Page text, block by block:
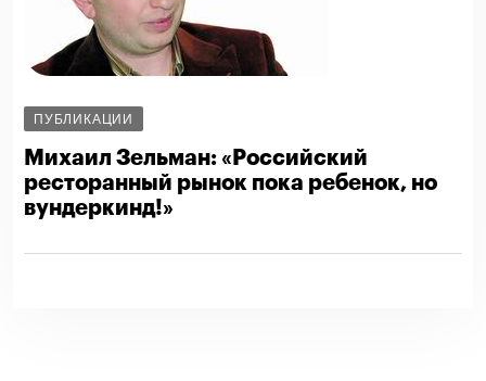
ПУБЛИКАЦИИ
Михаил Зельман: «Российский
ресторанный рынок пока ребенок, но
вундеркинд!»